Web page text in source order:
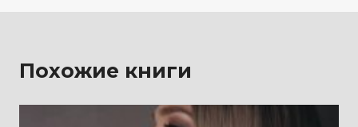
Похожие книги